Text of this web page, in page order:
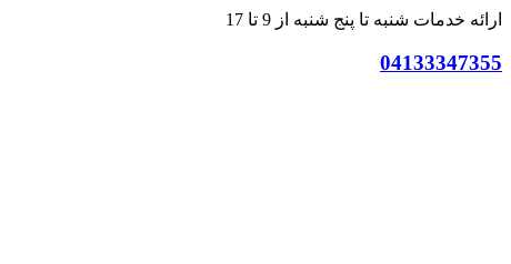
ارائه خدمات شنبه تا پنج شنبه از 9 تا 17
04133347355